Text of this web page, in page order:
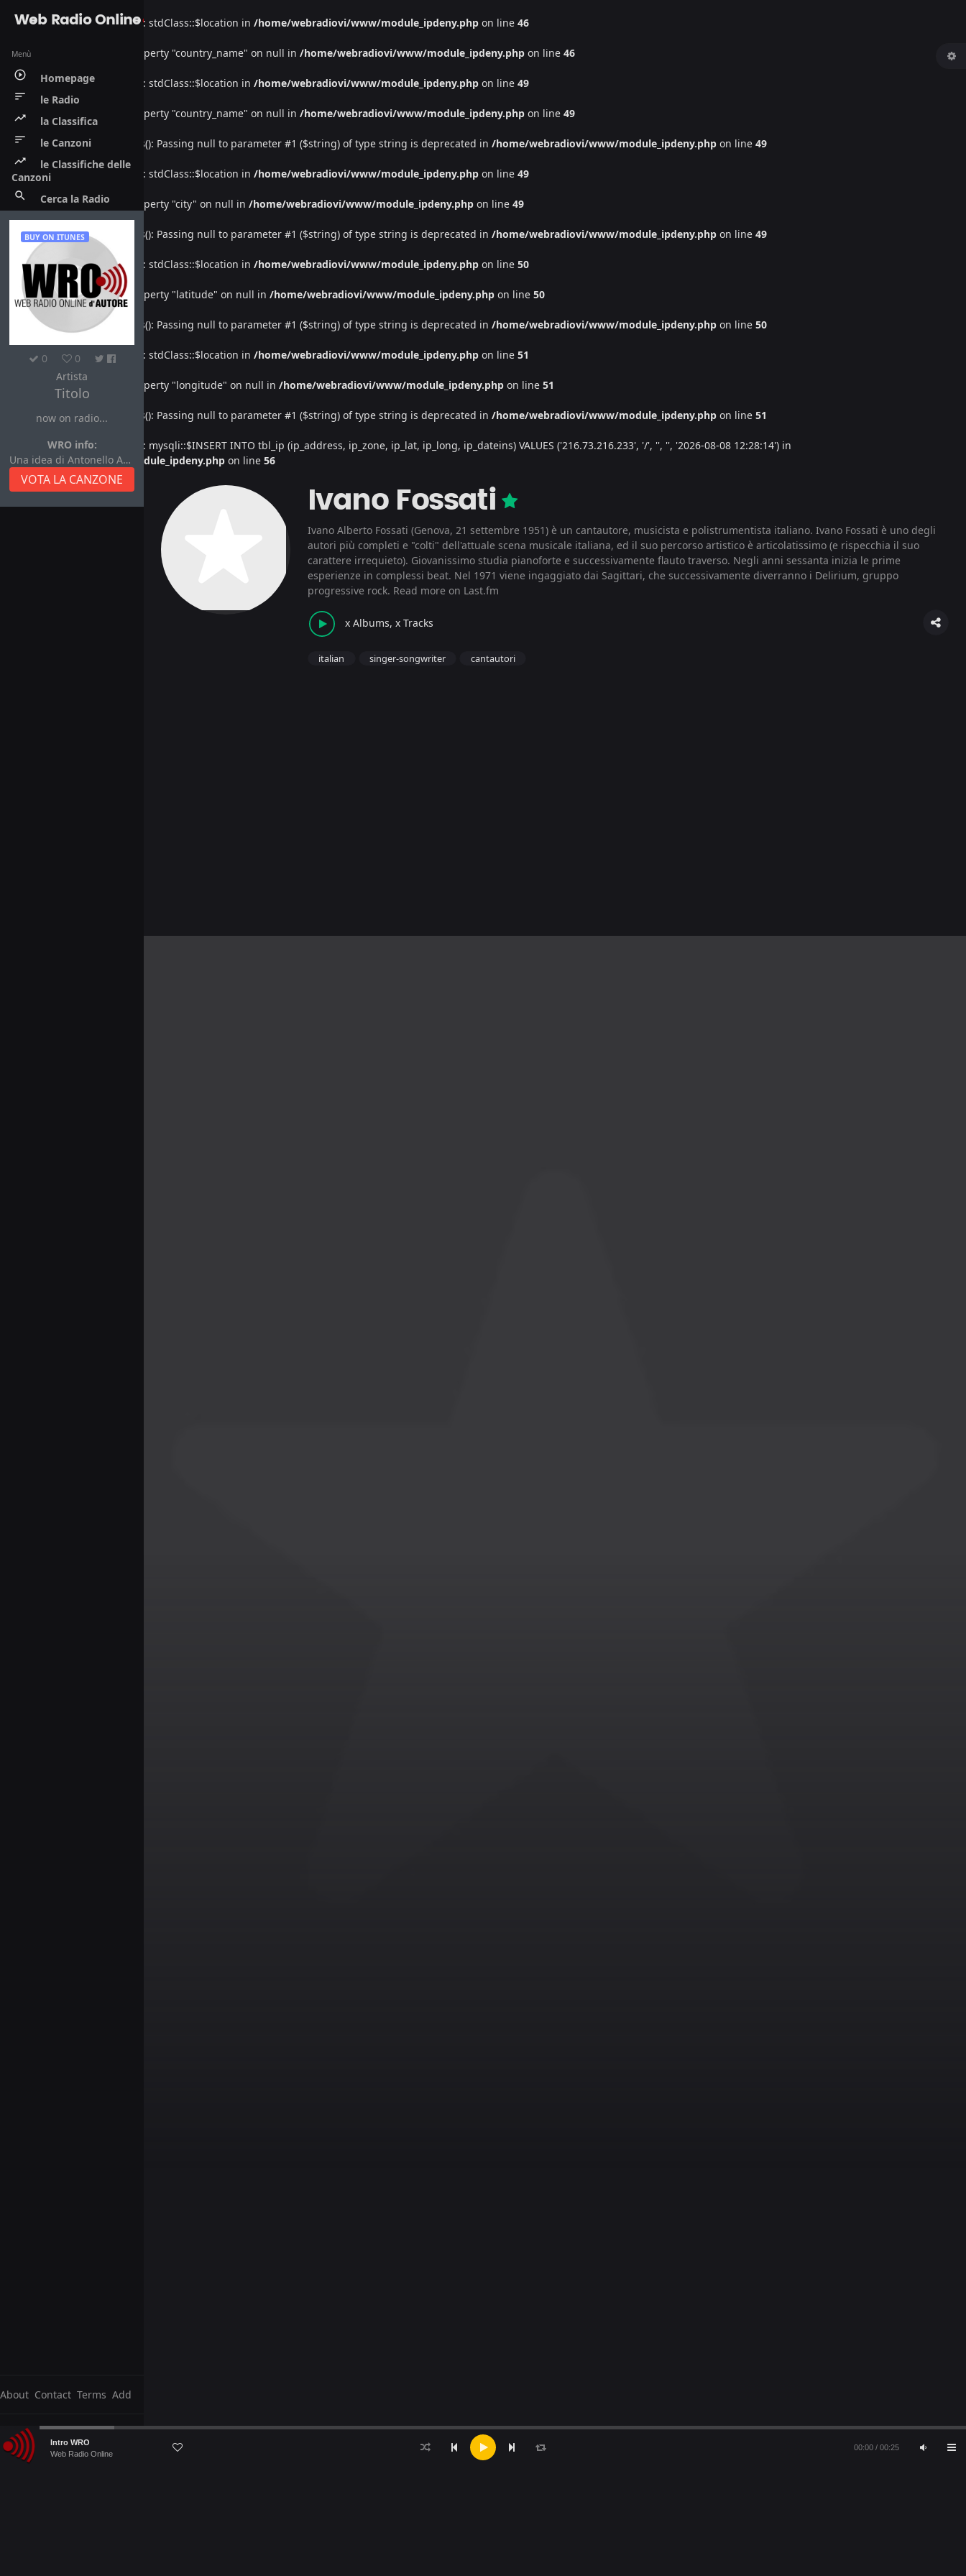
Warning: Undefined property: stdClass::$location in /home/webradiovi/www/module_ipdeny.php on line 46
Warning : Attempt to read property "country_name" on null in /home/webradiovi/www/module_ipdeny.php on line 46
Warning: Undefined property: stdClass::$location in /home/webradiovi/www/module_ipdeny.php on line 49
Warning : Attempt to read property "country_name" on null in /home/webradiovi/www/module_ipdeny.php on line 49
Deprecated: htmlspecialchars(): Passing null to parameter #1 ($string) of type string is deprecated in /home/webradiovi/www/module_ipdeny.php on line 49
Warning: Undefined property: stdClass::$location in /home/webradiovi/www/module_ipdeny.php on line 49
Warning: Attempt to read property "city" on null in /home/webradiovi/www/module_ipdeny.php on line 49
Deprecated: htmlspecialchars(): Passing null to parameter #1 ($string) of type string is deprecated in /home/webradiovi/www/module_ipdeny.php on line 49
Warning: Undefined property: stdClass::$location in /home/webradiovi/www/module_ipdeny.php on line 50
Warning: Attempt to read property "latitude" on null in /home/webradiovi/www/module_ipdeny.php on line 50
Deprecated : htmlspecialchars(): Passing null to parameter #1 ($string) of type string is deprecated in /home/webradiovi/www/module_ipdeny.php on line 50
Warning : Undefined property: stdClass::$location in /home/webradiovi/www/module_ipdeny.php on line 51
: Attempt to read property "longitude" on null in /home/webradiovi/www/module_ipdeny.php on line 51
Deprecated : htmlspecialchars(): Passing null to parameter #1 ($string) of type string is deprecated in /home/webradiovi/www/module_ipdeny.php on line 51
: Undefined property: mysqli::$INSERT INTO tbl_ip (ip_address, ip_zone, ip_lat, ip_long, ip_dateins) VALUES ('216.73.216.233', '/', '', '', '2026-08-08 12:28:14') in
/home/webradiovi/www/module_ipdeny.php on line 56
Web Radio Online
Menù
play_circle_outline Homepage
sort le Radio
trending_up la Classifica
sort le Canzoni
trending_up
le Classifiche delle
Canzoni
search Cerca la Radio
BUY ON ITUNES
0
0
Artista
Titolo
now on radio...
WRO info:
Una idea di Antonello Autore
VOTA LA CANZONE
About Contact Terms Add
Audio
Player
Intro WRO
Web Radio Online
00:00 / 00:25
Ivano Fossati
Ivano Alberto Fossati (Genova, 21 settembre 1951) è un cantautore, musicista e polistrumentista italiano. Ivano Fossati è uno degli
autori più completi e "colti" dell'attuale scena musicale italiana, ed il suo percorso artistico è articolatissimo (e rispecchia il suo
carattere irrequieto). Giovanissimo studia pianoforte e successivamente flauto traverso. Negli anni sessanta inizia le prime
esperienze in complessi beat. Nel 1971 viene ingaggiato dai Sagittari, che successivamente diverranno i Delirium, gruppo
progressive rock. Read more on Last.fm
x Albums, x Tracks
italian singer-songwriter cantautori